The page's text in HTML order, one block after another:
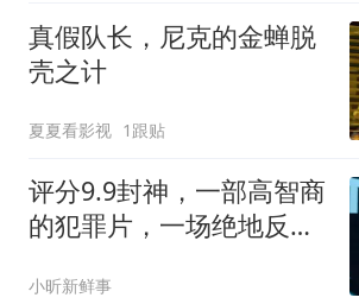
真假队长，尼克的金蝉脱
壳之计
夏夏看影视 1跟贴
评分9.9封神，一部高智商
的犯罪片，一场绝地反
小昕新鲜事